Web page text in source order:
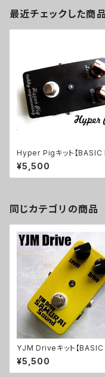
最近チェックした商品
Hyper Pigキット【BASIC
¥5,500
同じカテゴリの商品
YJM Driveキット【BASIC
T】
¥5,500